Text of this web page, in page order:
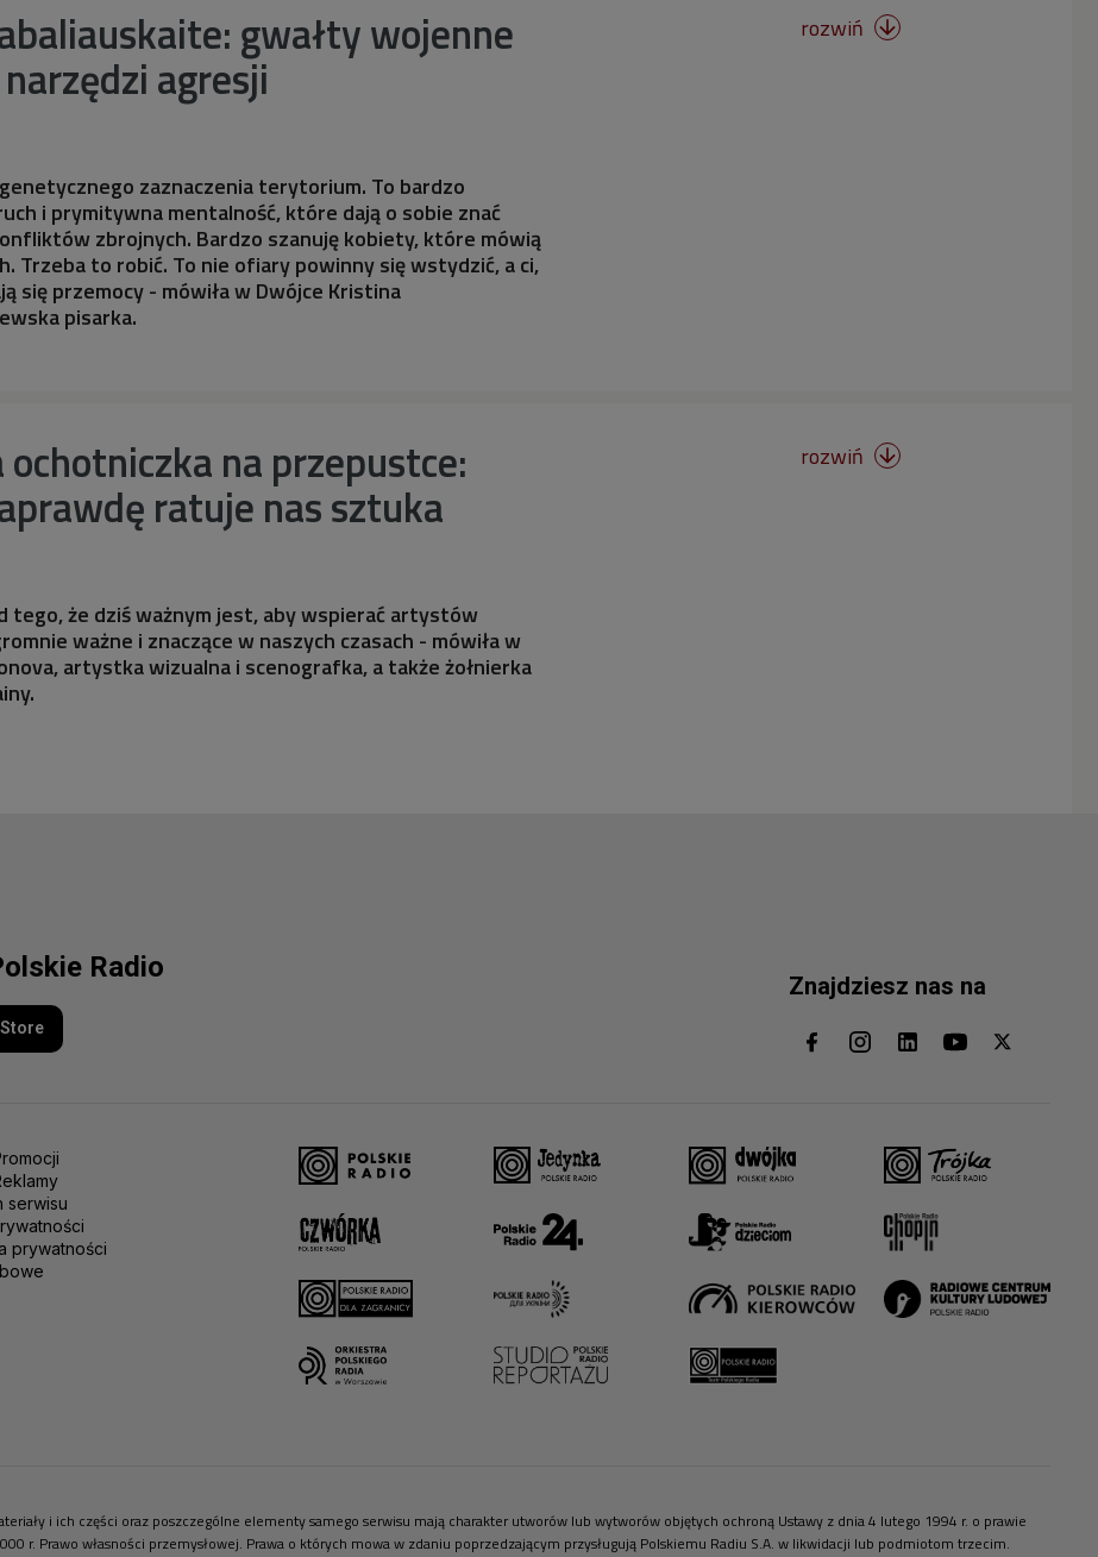
gwałty wojenne
agresji
zaznaczenia terytorium. To bardzo
i prymitywna mentalność, które dają o sobie znać
zbrojnych. Bardzo szanuję kobiety, które mówią
Trzeba to robić. To nie ofiary powinny się wstydzić, a ci,
się przemocy - mówiła w Dwójce Kristina
pisarka.
rozwiń 
na przepustce:
ratuje nas sztuka
tego, że dziś ważnym jest, aby wspierać artystów
ważne i znaczące w naszych czasach - mówiła w
artystka wizualna i scenografka, a także żołnierka
rozwiń 
Radio
Znajdziesz nas na
serwisu
prywatności
i ich części oraz poszczególne elementy samego serwisu mają charakter utworów lub wytworów objętych ochroną Ustawy z dnia 4 lutego 1994 r. o prawie
r. Prawo własności przemysłowej. Prawa o których mowa w zdaniu poprzedzającym przysługują Polskiemu Radiu S.A. w likwidacji lub podmiotom trzecim.